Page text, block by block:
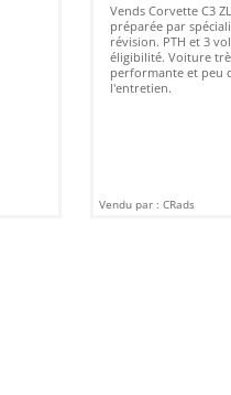
Vends Corvette C3
préparée par
révision. PTH et 3
éligibilité. Voiture
performante et peu
l'entretien.
Vendu par : CRads